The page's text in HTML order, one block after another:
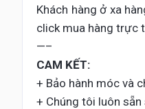
Khách hàng ở xa
click mua hàng trực
—–
CAM KẾT:
+ Bảo hành móc và
+ Chúng tôi luôn